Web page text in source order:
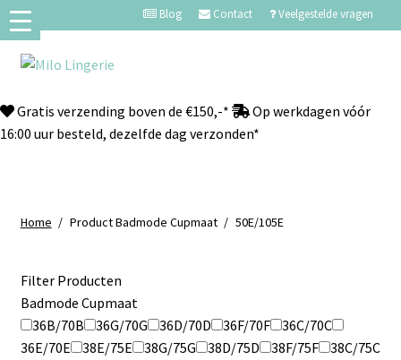
Blog Contact Veelgestelde vragen
Gratis verzending boven de €150,-*
Op werkdagen vóór
16:00 uur besteld, dezelfde dag verzonden*
Home / Product Badmode Cupmaat / 50E/105E
Filter Producten
Badmode Cupmaat
36B/70B
36G/70G 36D/70D 36F/70F
36C/70C
36E/70E
38E/75E 38G/75G 38D/75D 38F/75F
38C/75C